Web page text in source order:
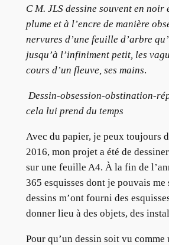
C M. JLS dessine souvent en noir
plume et à l’encre de manière
nervures d’une feuille d’arbre
jusqu’à l’infiniment petit, les
cours d’un fleuve, ses mains.
Dessin-obsession-obstination-
cela lui prend du temps
Avec du papier, je peux toujours
2016, mon projet a été de
sur une feuille A4. À la fin de
365 esquisses dont je pouvais me
dessins m’ont fourni des
donner lieu à des objets, des
Pour qu’un dessin soit vu